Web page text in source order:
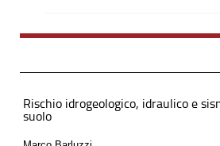
Rischio idrogeologico, idraulico e
suolo